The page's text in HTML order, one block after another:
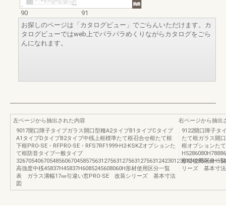
90
91
お探しのページは「カタログビュー」でごらんいただけます。カ
タログビューではweb上でパラパラめくりながらカタログをごら
んになれます。
左ページから抽出された内容
9017開口障子タイプガラス開口型種A2タイプB1タイプCタイプ
A1タイプDタイプB2タイプ中桟上框標準たて框召合せ框たて框
下框PRO-SE・RFPRO-SE・RFS7RF1999-H2-KSKZオプションた
て框防音タイプ一般タイプ
高強度中桟45837H45837H6085245608060H形材使用区分一覧
表 ガラス溝幅17㎜引違い窓PRO-SE 改装シリーズ 基本寸法
図
右ページから抽出
9122開口障子タ
たて框ガラス開
框オプションた
形材使用区分一
リーズ 基本寸